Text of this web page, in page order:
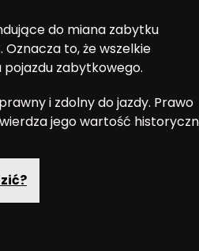
do miana zabytku
to, że wszelkie
zabytkowego.
i zdolny do jazdy. Prawo
jego wartość